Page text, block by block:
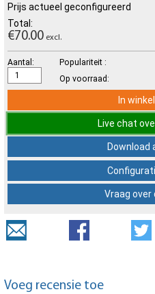
Prijs actueel geconfigureerd
Total:
€70.00 excl.
Aantal:
Populariteit :
Op voorraad:
In
Live chat
Vraag
Voeg recensie toe